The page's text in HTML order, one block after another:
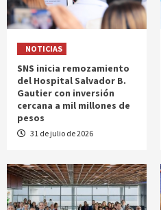
NOTICIAS
SNS inicia remozamiento
del Hospital Salvador B.
Gautier con inversión
cercana a mil millones de
pesos
31 de julio de 2026